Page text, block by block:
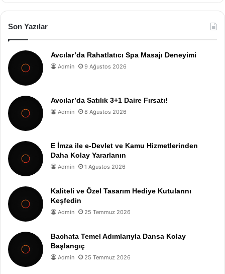
Son Yazılar
Avcılar’da Rahatlatıcı Spa Masajı Deneyimi
Admin 9 Ağustos 2026
Avcılar’da Satılık 3+1 Daire Fırsatı!
Admin 8 Ağustos 2026
E İmza ile e-Devlet ve Kamu Hizmetlerinden
Daha Kolay Yararlanın
Admin 1 Ağustos 2026
Kaliteli ve Özel Tasarım Hediye Kutularını
Keşfedin
Admin 25 Temmuz 2026
Bachata Temel Adımlarıyla Dansa Kolay
Başlangıç
Admin 25 Temmuz 2026